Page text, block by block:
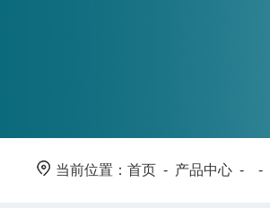
当前位置：首页 - 产品中心 - -